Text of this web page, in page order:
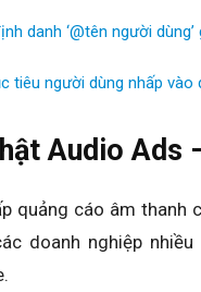
danh ‘@tên người
tiêu người dùng nhấp vào
Audio Ads
quảng cáo âm thanh
doanh nghiệp